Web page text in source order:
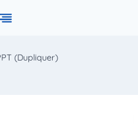
(Dupliquer)